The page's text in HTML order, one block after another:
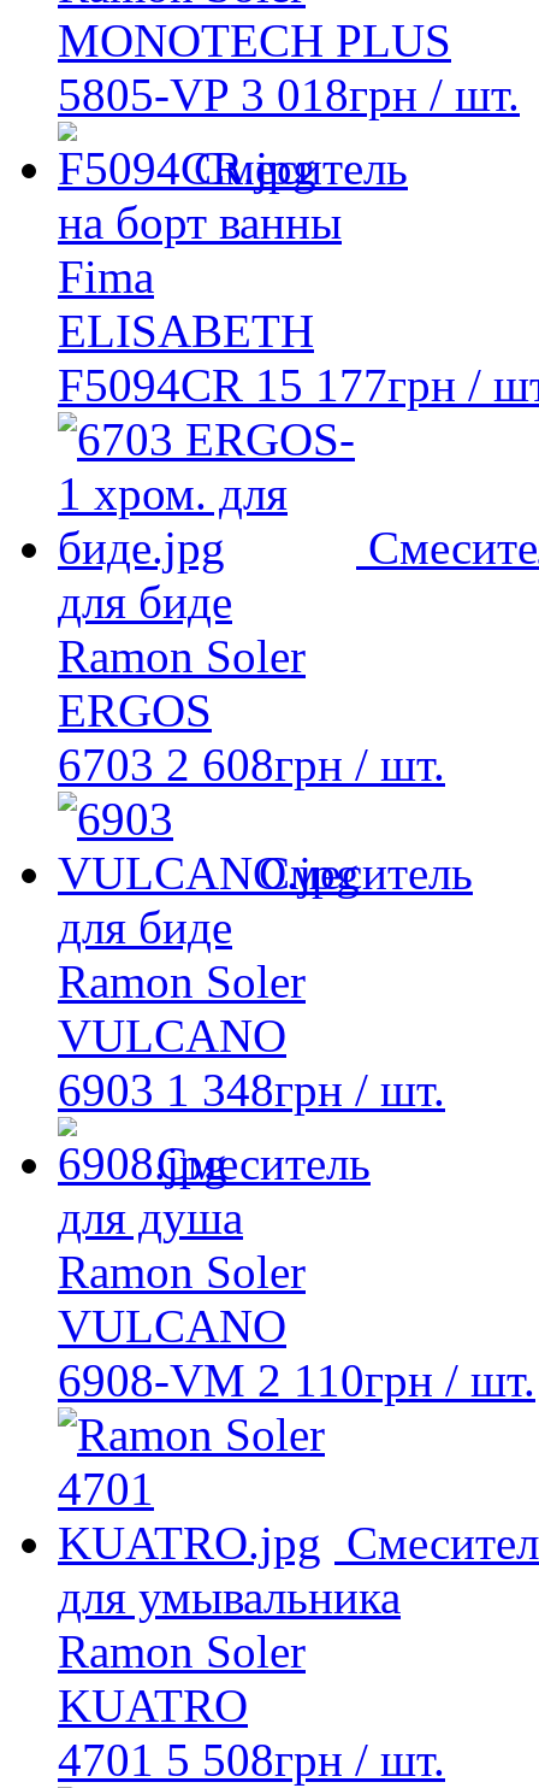
MONOTECH PLUS
5805-VP 3 018грн / шт.
Смеситель
на борт ванны
Fima
ELISABETH
F5094CR 15 177грн /
для биде
Ramon Soler
ERGOS
6703 2 608грн / шт.
Смеситель
для биде
Ramon Soler
VULCANO
6903 1 348грн / шт.
Смеситель
для душа
Ramon Soler
VULCANO
6908-VM 2 110грн / шт.
для умывальника
Ramon Soler
KUATRO
4701 5 508грн / шт.